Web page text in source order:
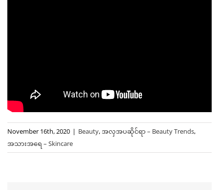
November 16th, 2020 | Beauty,အလှအပဆိုင်ရာ – Beauty Trends,
အသားအရေ – Skincare